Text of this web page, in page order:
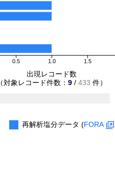
0.5 1.0 1.5
出現レコード数
（対象レコード件数： 9 / 433 件）
再解析塩分データ (FORA